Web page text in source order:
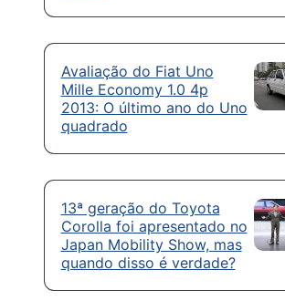
Avaliação do Fiat Uno
Mille Economy 1.0 4p
2013: O último ano do Uno
quadrado
13ª geração do Toyota
Corolla foi apresentado no
Japan Mobility Show, mas
quando disso é verdade?